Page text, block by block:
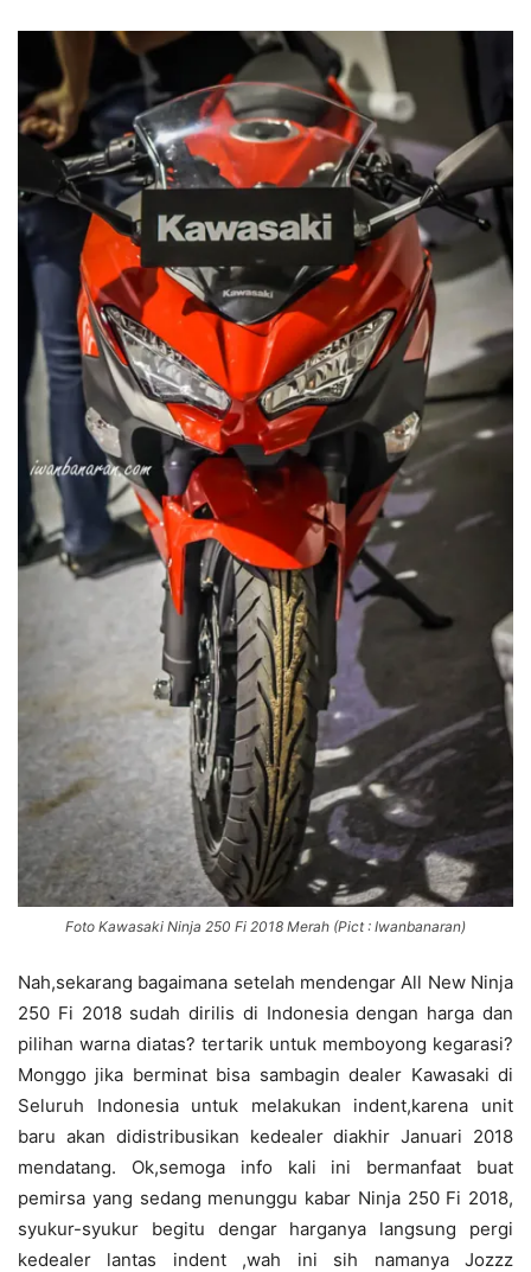
Foto Kawasaki Ninja 250 Fi 2018 Merah (Pict : Iwanbanaran)
Nah,sekarang bagaimana setelah mendengar All New Ninja
250 Fi 2018 sudah dirilis di Indonesia dengan harga dan
pilihan warna diatas? tertarik untuk memboyong kegarasi?
Monggo jika berminat bisa sambagin dealer Kawasaki di
Seluruh Indonesia untuk melakukan indent,karena unit
baru akan didistribusikan kedealer diakhir Januari 2018
mendatang. Ok,semoga info kali ini bermanfaat buat
pemirsa yang sedang menunggu kabar Ninja 250 Fi 2018,
syukur-syukur begitu dengar harganya langsung pergi
kedealer lantas indent ,wah ini sih namanya Jozzz